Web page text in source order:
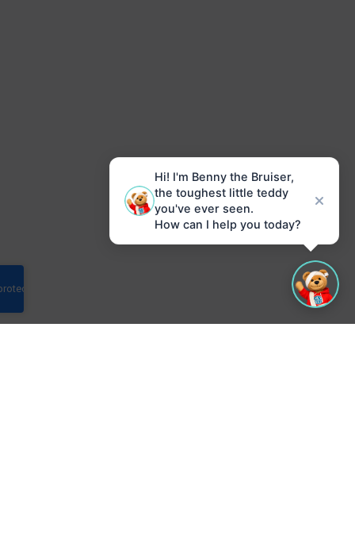
Hi! I'm Benny the Bruiser,
the toughest little teddy
you've ever seen.
How can I help you today?